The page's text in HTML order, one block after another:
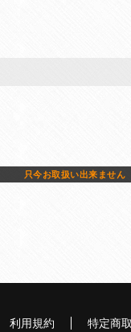
只今お取扱い出来ません
利用規約 特定商